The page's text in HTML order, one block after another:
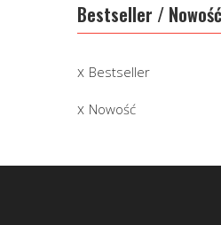
Bestseller /
Bestseller
Nowość